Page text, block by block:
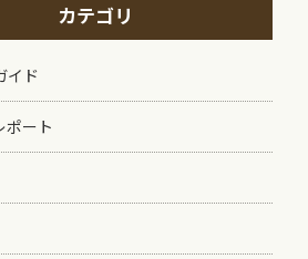
カテゴリ
イド
ポート